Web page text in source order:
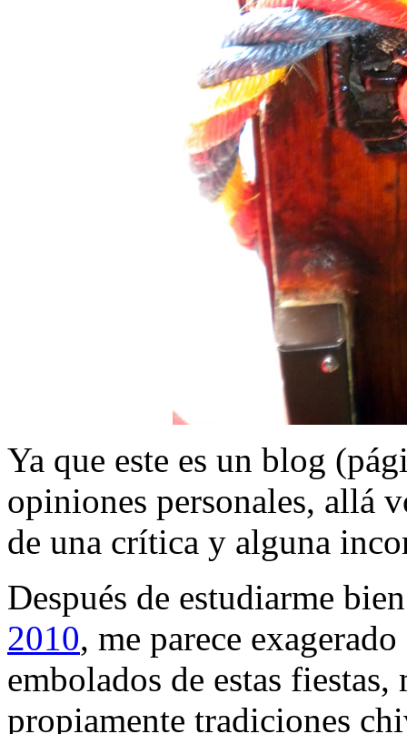
Ya que este es un blog
opiniones personales, allá
de una crítica y alguna
Después de estudiarme
2010, me parece
embolados de estas fiestas,
propiamente tradiciones